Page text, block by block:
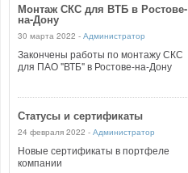
Монтаж СКС для ВТБ в Ростове-
на-Дону
30 марта 2022 - Администратор
Закончены работы по монтажу СКС
для ПАО "ВТБ" в Ростове-на-Дону
Статусы и сертификаты
24 февраля 2022 - Администратор
Новые сертификаты в портфеле
компании